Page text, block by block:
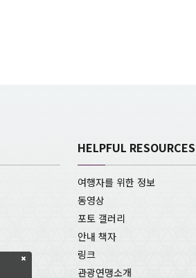
HELPFUL RESOURCES
여행자를 위한 정보
동영상
포토 갤러리
안내 책자
링크
관광연맹소개